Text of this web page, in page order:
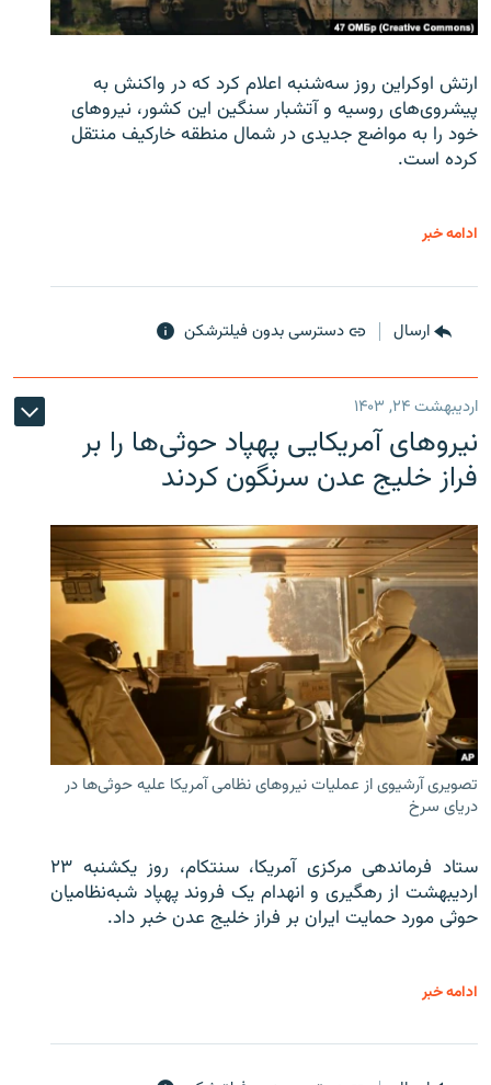
ارتش اوکراین روز سه‌شنبه اعلام کرد که در واکنش به
پیشروی‌های روسیه و آتشبار سنگین این کشور، نیروهای
خود را به مواضع جدیدی در شمال منطقه خارکیف منتقل
کرده است.
ادامه خبر
ارسال دسترسی بدون فیلترشکن
اردیبهشت ۲۴, ۱۴۰۳
نیروهای آمریکایی پهپاد حوثی‌ها را بر
فراز خلیج عدن سرنگون کردند
تصویری آرشیوی از عملیات نیروهای نظامی آمریکا علیه حوثی‌ها در
دریای سرخ
ستاد فرماندهی مرکزی آمریکا، سنتکام، روز یکشنبه ۲۳
اردیبهشت از رهگیری و انهدام یک فروند پهپاد شبه‌نظامیان
حوثی‌ مورد حمایت ایران بر فراز خلیج عدن خبر داد.
ادامه خبر